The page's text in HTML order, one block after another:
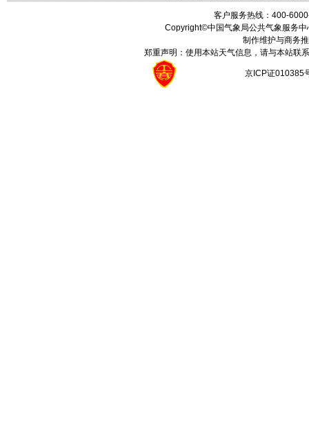
客户服务热线：400-
Copyright©中国气象局公共气象服务
制作维护与商务
郑重声明：使用本站天气信息，请与本站联
京ICP证010385